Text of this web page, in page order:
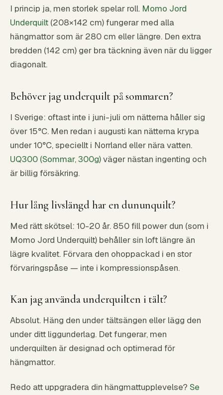
I princip ja, men storlek spelar roll. Momo Jord
Underquilt (208×142 cm) fungerar med alla
hängmattor som är 280 cm eller längre. Den extra
bredden (142 cm) ger bra täckning även när du ligger
diagonalt.
Behöver jag underquilt på sommaren?
I Sverige: oftast inte i juni-juli om nätterna håller sig
över 15°C. Men redan i augusti kan nätterna krypa
under 10°C, speciellt i Norrland eller nära vatten.
UQ300 (Sommar, 300g)väger nästan ingenting och
är billig försäkring.
Hur lång livslängd har en dununquilt?
Med rätt skötsel: 10-20 år. 850 fill power dun (som i
Momo Jord Underquilt) behåller sin loft längre än
lägre kvalitet. Förvara den ohoppackad i en stor
förvaringspåse — inte i kompressionspåsen.
Kan jag använda underquilten i tält?
Absolut. Häng den under tältsängen eller lägg den
under ditt liggunderlag. Det fungerar, men
underquilten är designad och optimerad för
hängmattor.
Redo att uppgradera din hängmattupplevelse? Se